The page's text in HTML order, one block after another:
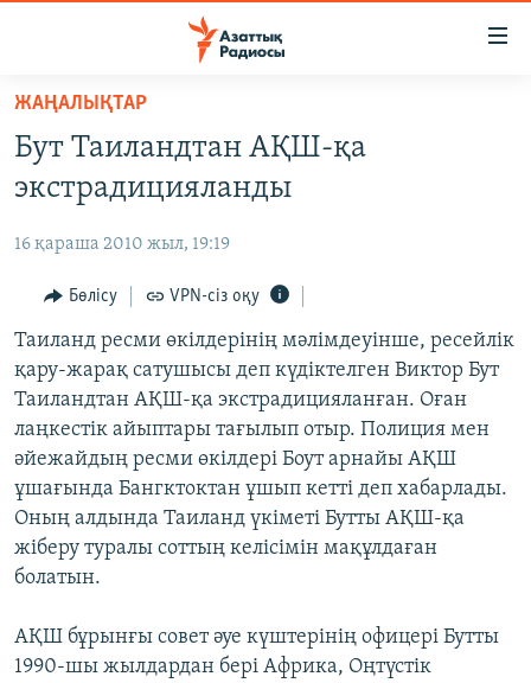
Skip
main
content
to
Navigation
Skip
to
Search
САЯСАТ
AZATTYQTV
ҚАҢТАР ОҚИҒАСЫ
АДАМ ҚҰҚЫҚТАРЫ
ӘЛЕУМЕТ
ӘЛЕМ
АРНАЙЫ ЖОБАЛАР
Русский
ЖАЗЫЛЫҢЫЗ
Басқа тілдерде
ЖАҢАЛЫҚТАР
Бут Таиландтан АҚШ-қа
экстрадицияланды
16 қараша 2010 жыл, 19:19
Бөлісу VPN-сіз оқу
Таиланд ресми өкілдерінің мәлімдеуінше, ресейлік
қару-жарақ сатушысы деп күдіктелген Виктор Бут
Таиландтан АҚШ-қа экстрадицияланған. Оған
лаңкестік айыптары тағылып отыр. Полиция мен
әйежайдың ресми өкілдері Боут арнайы АҚШ
ұшағында Бангктоктан ұшып кетті деп хабарлады.
Оның алдында Таиланд үкіметі Бутты АҚШ-қа
жіберу туралы соттың келісімін мақұлдаған
болатын.
АҚШ бұрынғы совет әуе күштерінің офицері Бутты
1990-шы жылдардан бері Африка, Оңтүстік